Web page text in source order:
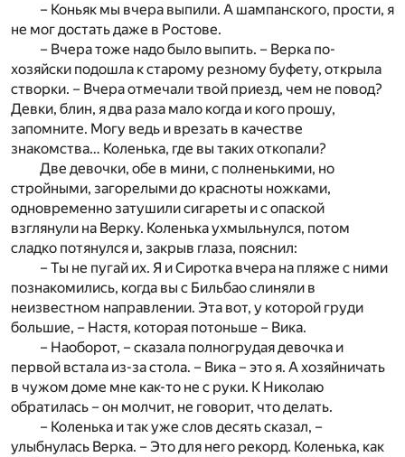
– Коньяк мы вчера выпили. А шампанского, прости, я
не мог достать даже в Ростове.
– Вчера тоже надо было выпить. – Верка по-
хозяйски подошла к старому резному буфету, открыла
створки. – Вчера отмечали твой приезд, чем не повод?
Девки, блин, я два раза мало когда и кого прошу,
запомните. Могу ведь и врезать в качестве
знакомства… Коленька, где вы таких откопали?
Две девочки, обе в мини, с полненькими, но
стройными, загорелыми до красноты ножками,
одновременно затушили сигареты и с опаской
взглянули на Верку. Коленька ухмыльнулся, потом
сладко потянулся и, закрыв глаза, пояснил:
– Ты не пугай их. Я и Сиротка вчера на пляже с ними
познакомились, когда вы с Бильбао слиняли в
неизвестном направлении. Эта вот, у которой груди
большие, – Настя, которая потоньше – Вика.
– Наоборот, – сказала полногрудая девочка и
первой встала из-за стола. – Вика – это я. А хозяйничать
в чужом доме мне как-то не с руки. К Николаю
обратилась – он молчит, не говорит, что делать.
– Коленька и так уже слов десять сказал, –
улыбнулась Верка. – Это для него рекорд. Коленька, как